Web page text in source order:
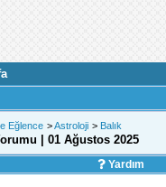
Eğlence >Astroloji > Balık
| 01 Ağustos 2025
Yardım